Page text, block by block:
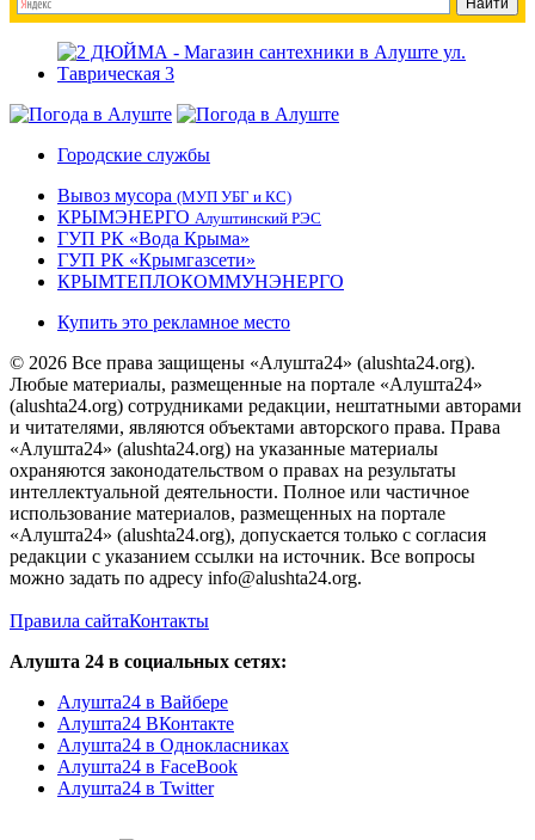
Городские службы
Вывоз мусора (МУП УБГ и КС)
КРЫМЭНЕРГО Алуштинский РЭС
ГУП РК «Вода Крыма»
ГУП РК «Крымгазсети»
КРЫМТЕПЛОКОММУНЭНЕРГО
Купить это рекламное место
© 2026 Все права защищены «Алушта24» (alushta24.org).
Любые материалы, размещенные на портале «Алушта24»
(alushta24.org) сотрудниками редакции, нештатными авторами
и читателями, являются объектами авторского права. Права
«Алушта24» (alushta24.org) на указанные материалы
охраняются законодательством о правах на результаты
интеллектуальной деятельности. Полное или частичное
использование материалов, размещенных на портале
«Алушта24» (alushta24.org), допускается только с согласия
редакции с указанием ссылки на источник. Все вопросы
можно задать по адресу info@alushta24.org.
Правила сайтаКонтакты
Алушта 24 в социальных сетях:
Алушта24 в Вайбере
Алушта24 ВКонтакте
Алушта24 в Однокласниках
Алушта24 в FaceBook
Алушта24 в Twitter